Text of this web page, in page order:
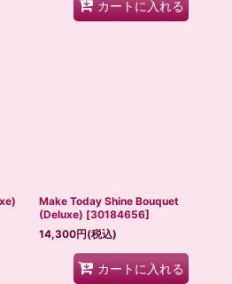
カートに入れる
Make Today Shine Bouquet
(Deluxe) [30184656]
14,300円(税込)
カートに入れる